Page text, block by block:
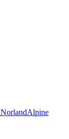
NorlandAlpine